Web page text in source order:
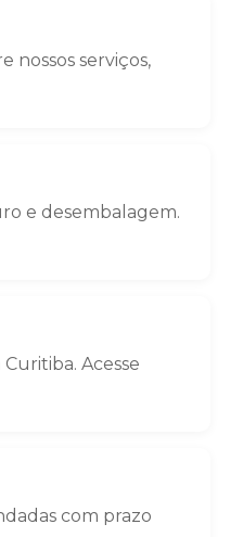
nossos serviços,
e desembalagem.
Acesse
com prazo